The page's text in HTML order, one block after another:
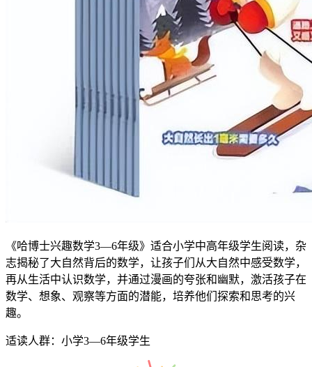
《哈博士兴趣数学3—6年级》适合小学中高年级学生阅读，杂
志揭秘了大自然背后的数学，让孩子们从大自然中感受数学，
再从生活中认识数学，并通过漫画的夸张和幽默，激活孩子在
数学、想象、观察等方面的潜能，培养他们探索和思考的兴
趣。
适读人群：小学3—6年级学生